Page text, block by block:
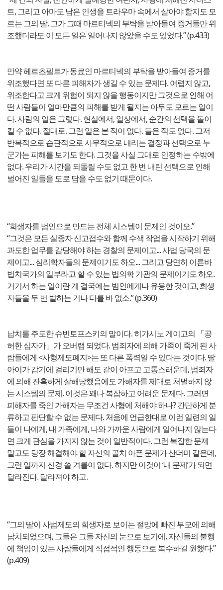
트, 그리고 아마도 남은 인생을 트라우마 속에서 살아야 할지도 모
르는 그의 딸. 그가 그때 마르티넥의 부탁을 받아들여 증거들만 위
조했더라도 이 모든 일은 일어나지 않았을 수도 있었다.” (p.433)
만약 헤르츠펠트가 동료인 마르티넥의 부탁을 받아들여 증거를
위조했다면 또 다른 피해자가 생길 수 있는 문제다. 어렵지 않고,
위조한다고 크게 위험이 되지 않을 행동이지만 그것으로 인해 어
떤 사람들이 얼마만큼의 피해를 받게 될지는 아무도 모르는 일이
다. 사람의 일은 그렇다. 현실에서, 일상에서, 순간의 선택을 돌이
킬 수 없다. 절대로. 그런 일은 본 적이 없다. 들은 적도 없다. 그저
반복적으로 습관적으로 사무적으로 내리는 결정과 선택으로 누
군가는 피해를 보기도 한다. 그것을 사실 그대로 인정하는 수밖에
없다. 우리가 시간을 되돌릴 수도 없고 한 번 내린 선택으로 인해
벌어진 일들을 도로 담을 수도 없기 때문이다.
“희생자를 범인으로 만드는 전체 시스템이 문제인 것이오.”
“그것은 모든 실종자 신고접수와 함께 수색 작업을 시작하기 위해
과도한 업무를 감당해야 하는 경찰의 문제이고... 사법 당국의 문
제이고... 심리학자들의 문제이기도 하오... 그리고 당연히 이른바
법치국가의 일부라고 할 수 있는 법의학 기관의 문제이기도 하오.
거기서 하는 일이란 게 결국에는 범인에게나 유용한 것이고, 희생
자들을 두 번 벌하는 거나 다를 바 없소.” (p.360)
납치를 주도한 슈빈토프스키의 말이다. 히가시노 게이고의 「공
허한 십자가」가 오버랩 되었다. 범죄자에 의해 가족이 죽게 된 사
람들에게 <사형제도폐지>는 또 다른 폭력일 수 있다는 것이다. 딸
아이가 감기에 걸리기만 해도 같이 아프고 고통스러운데, 범죄자
에 의해 잔혹하게 살해당했음에도 가해자를 제대로 처벌하지 않
는 시스템의 문제. 이것은 꽤나 복잡하고 어려운 문제다. 그러면
피해자를 죽인 가해자는 무조건 사형에 처해야 하나? 간단하게 분
류하고 판단할 수 없는 문제다. 처음에 언급한대로 이런 일련의 일
들이 나에게, 내 가족에게, 나와 가까운 사람에게 일어나지 않는다
면 크게 관심을 가지지 않는 것이 일반적이다. 그런 복잡한 문제
말고도 당장 해결해야 할 자신의 골치 아픈 문제가 산더미 같은데,
그런 일까지 신경 쓸 겨를이 없다. 하지만 이것이 ‘내 문제’가 되면
달라진다. 달라져야 하고.
“그의 딸이 사법제도의 희생자로 보이는 절망에 빠진 부모에 의해
납치되었으며, 그들은 그들 자신의 눈으로 보기에, 자신들의 불행
에 책임이 있는 사람들에게 직접적인 행동으로 복수하길 원했다.”
(p.409)